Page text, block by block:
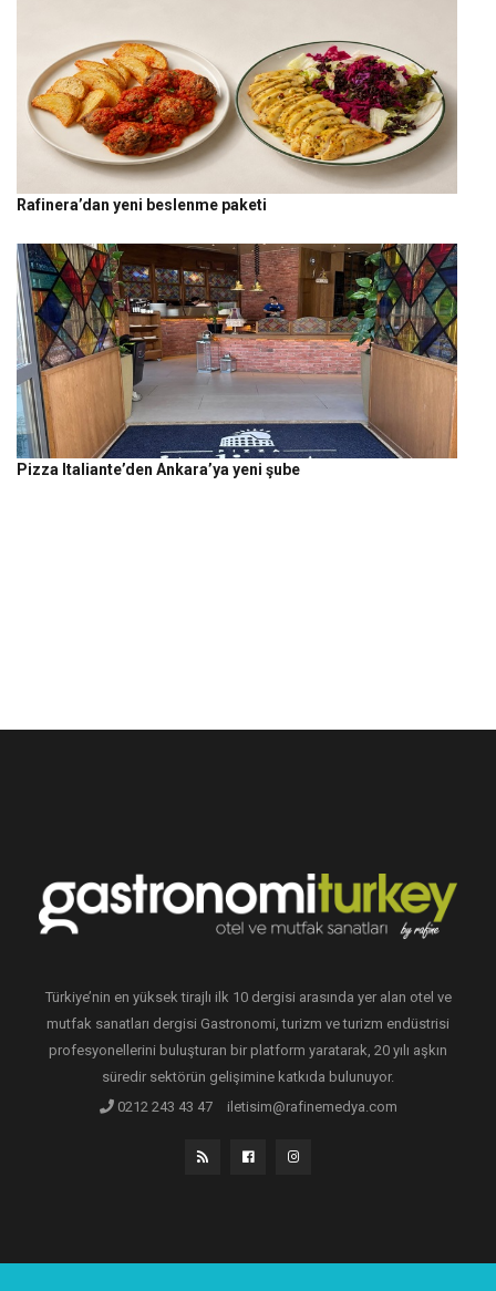
Rafinera’dan yeni beslenme paketi
Pizza Italiante’den Ankara’ya yeni şube
Türkiye’nin en yüksek tirajlı ilk 10 dergisi arasında yer alan otel ve
mutfak sanatları dergisi Gastronomi, turizm ve turizm endüstrisi
profesyonellerini buluşturan bir platform yaratarak, 20 yılı aşkın
süredir sektörün gelişimine katkıda bulunuyor.
0212 243 43 47
iletisim@rafinemedya.com